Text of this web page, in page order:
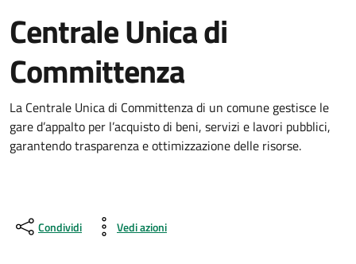
Centrale Unica di
Committenza
La Centrale Unica di Committenza di un comune gestisce le
gare d’appalto per l’acquisto di beni, servizi e lavori pubblici,
garantendo trasparenza e ottimizzazione delle risorse.
Condividi Vedi azioni